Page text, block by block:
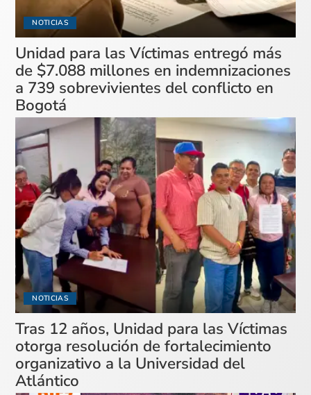
NOTICIAS
Unidad para las Víctimas entregó más
de $7.088 millones en indemnizaciones
a 739 sobrevivientes del conflicto en
Bogotá
NOTICIAS
Tras 12 años, Unidad para las Víctimas
otorga resolución de fortalecimiento
organizativo a la Universidad del
Atlántico